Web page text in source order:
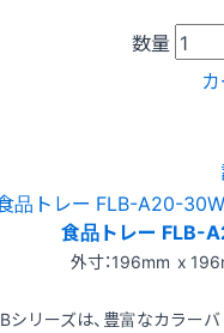
数量
食品トレー
外寸：196mm x
シリーズは、豊富なカラー